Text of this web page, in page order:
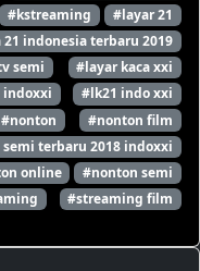
#kstreaming
#layar 21
21 indonesia terbaru 2019
semi
#layar kaca xxi
indoxxi
#lk21 indo xxi
#nonton
#nonton film
terbaru 2018 indoxxi
online
#nonton semi
#streaming film